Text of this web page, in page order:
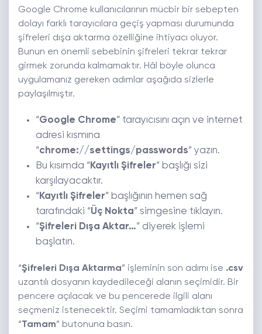
Google Chrome kullanıcılarının mücbir bir sebepten
dolayı farklı tarayıcılara geçiş yapması durumunda
şifreleri dışa aktarma özelliğine ihtiyacı oluyor.
Bunun en önemli sebebinin şifreleri tekrar tekrar
girmek zorunda kalmamaktır. Hâl böyle olunca
uygulamanız gereken adımlar aşağıda sizlerle
paylaşılmıştır.
“Google Chrome” tarayıcısını açın ve internet
adresi kısmına
“chrome://settings/passwords” yazın.
Bu kısımda “Kayıtlı Şifreler” başlığı sizi
karşılayacaktır.
“Kayıtlı Şifreler” başlığının hemen sağ
tarafındaki “Üç Nokta” simgesine tıklayın.
“Şifreleri Dışa Aktar…” diyerek işlemi
başlatın.
“Şifreleri Dışa Aktarma” işleminin son adımı ise .csv
uzantılı dosyanın kaydedileceği alanın seçimidir. Bir
pencere açılacak ve bu pencerede ilgili alanı
seçmeniz istenecektir. Seçimi tamamladıktan sonra
“Tamam” butonuna basın.